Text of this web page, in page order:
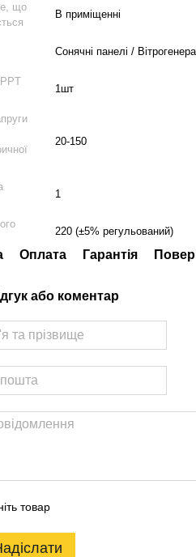
що
В приміщенні
Сонячні панелі /
1шт
20-150
1
220 (±5% регульований)
Оплата Гарантія
або коментар
товар